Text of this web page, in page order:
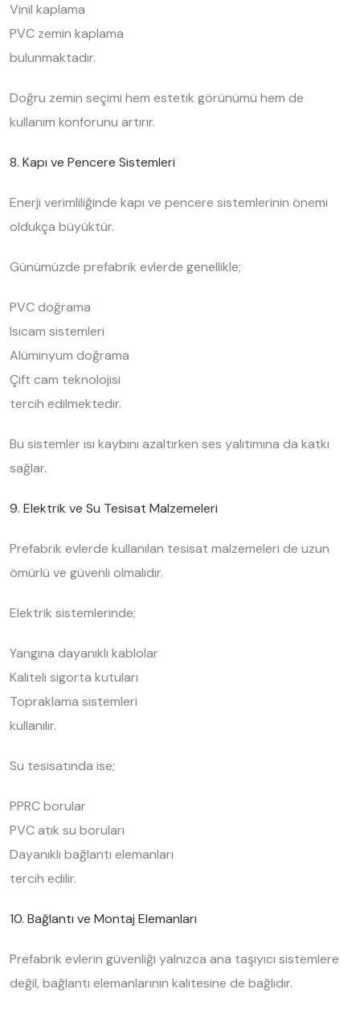
Vinil kaplama
PVC zemin kaplama
bulunmaktadır.
Doğru zemin seçimi hem estetik görünümü hem de
kullanım konforunu artırır.
8. Kapı ve Pencere Sistemleri
Enerji verimliliğinde kapı ve pencere sistemlerinin önemi
oldukça büyüktür.
Günümüzde prefabrik evlerde genellikle;
PVC doğrama
Isıcam sistemleri
Alüminyum doğrama
Çift cam teknolojisi
tercih edilmektedir.
Bu sistemler ısı kaybını azaltırken ses yalıtımına da katkı
sağlar.
9. Elektrik ve Su Tesisat Malzemeleri
Prefabrik evlerde kullanılan tesisat malzemeleri de uzun
ömürlü ve güvenli olmalıdır.
Elektrik sistemlerinde;
Yangına dayanıklı kablolar
Kaliteli sigorta kutuları
Topraklama sistemleri
kullanılır.
Su tesisatında ise;
PPRC borular
PVC atık su boruları
Dayanıklı bağlantı elemanları
tercih edilir.
10. Bağlantı ve Montaj Elemanları
Prefabrik evlerin güvenliği yalnızca ana taşıyıcı sistemlere
değil, bağlantı elemanlarının kalitesine de bağlıdır.